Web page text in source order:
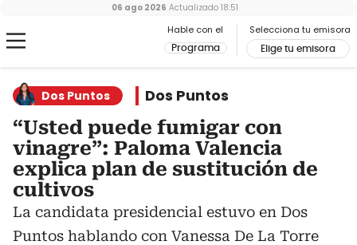
Hable con el
Programa
Selecciona tu emisora
Elige tu emisora
06 ago 2026 Actualizado 18:51
Dos Puntos Dos Puntos
“Usted puede fumigar con
vinagre”: Paloma Valencia
explica plan de sustitución de
cultivos
La candidata presidencial estuvo en Dos
Puntos hablando con Vanessa De La Torre